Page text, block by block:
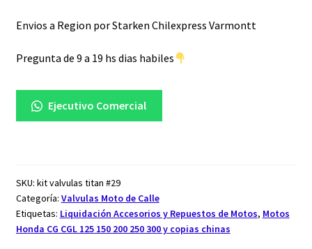
Envios a Region por Starken Chilexpress Varmontt
Pregunta de 9 a 19 hs dias habiles
Ejecutivo Comercial
SKU: kit valvulas titan #29
Categoría: Valvulas Moto de Calle
Etiquetas: Liquidación Accesorios y Repuestos de Motos, Motos
Honda CG CGL 125 150 200 250 300 y copias chinas